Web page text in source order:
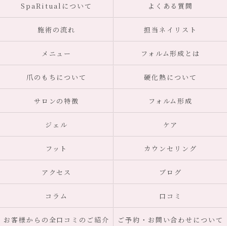
SpaRitualについて よくある質問
施術の流れ 担当ネイリスト
メニュー フォルム形成とは
爪のもちについて 硬化熱について
サロンの特徴 フォルム形成
ジェル ケア
フット カウンセリング
アクセス ブログ
コラム 口コミ
お客様からの全口コミのご紹介 ご予約・お問い合わせについて